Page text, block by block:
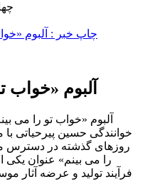
آلبوم «خواب
آلبوم «خواب تو را می
خوانندگی حسین پیرحیاتی
روزهای گذشته در دسترس
را می بینم» عنوان یکی
فرآیند تولید و عرضه